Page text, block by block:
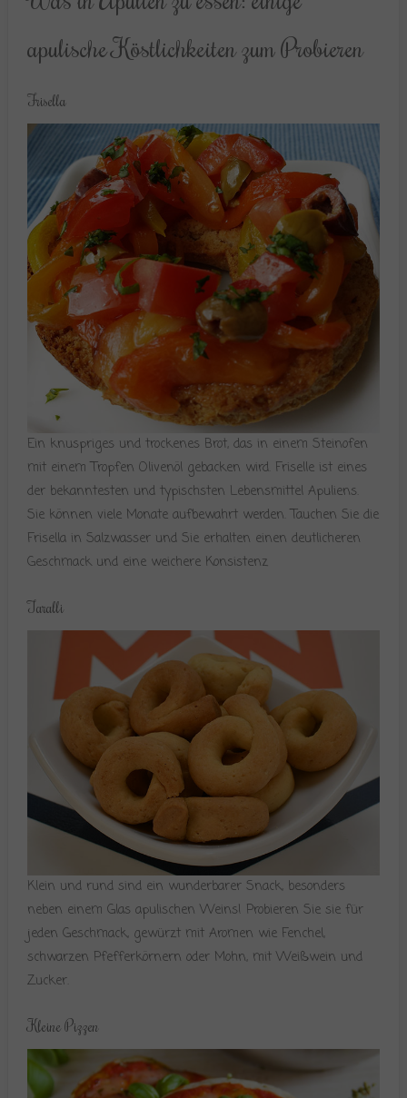
apulische Köstlichkeiten zum Probieren
Frisella
Ein knuspriges und trockenes Brot, das in einem Steinofen
mit einem Tropfen Olivenöl gebacken wird. Friselle ist eines
der bekanntesten und typischsten Lebensmittel Apuliens.
Sie können viele Monate aufbewahrt werden. Tauchen Sie die
Frisella in Salzwasser und Sie erhalten einen deutlicheren
Geschmack und eine weichere Konsistenz
Taralli
Klein und rund sind ein wunderbarer Snack, besonders
neben einem Glas apulischen Weins! Probieren Sie sie für
jeden Geschmack, gewürzt mit Aromen wie Fenchel,
schwarzen Pfefferkörnern oder Mohn, mit Weißwein und
Zucker.
Kleine Pizzen